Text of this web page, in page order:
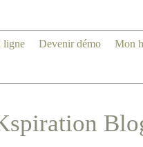
ligne Devenir démo Mon